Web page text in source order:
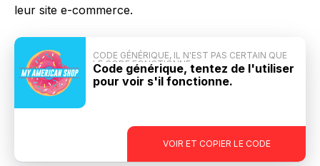
leur site e-commerce.
VOIR ET COPIER LE CODE
CODE GÉNÉRIQUE, IL N'EST PAS CERTAIN QUE
LE CODE FONCTIONNE
Code générique, tentez de l'utiliser
pour voir s'il fonctionne.